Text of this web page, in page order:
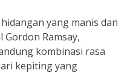
yang manis dan
Ramsay,
kombinasi rasa
kepiting yang